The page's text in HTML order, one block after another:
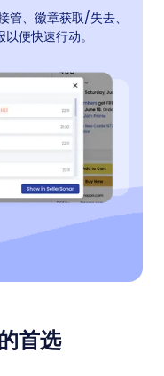
管、徽章获取/失去、
便快速行动。
首选